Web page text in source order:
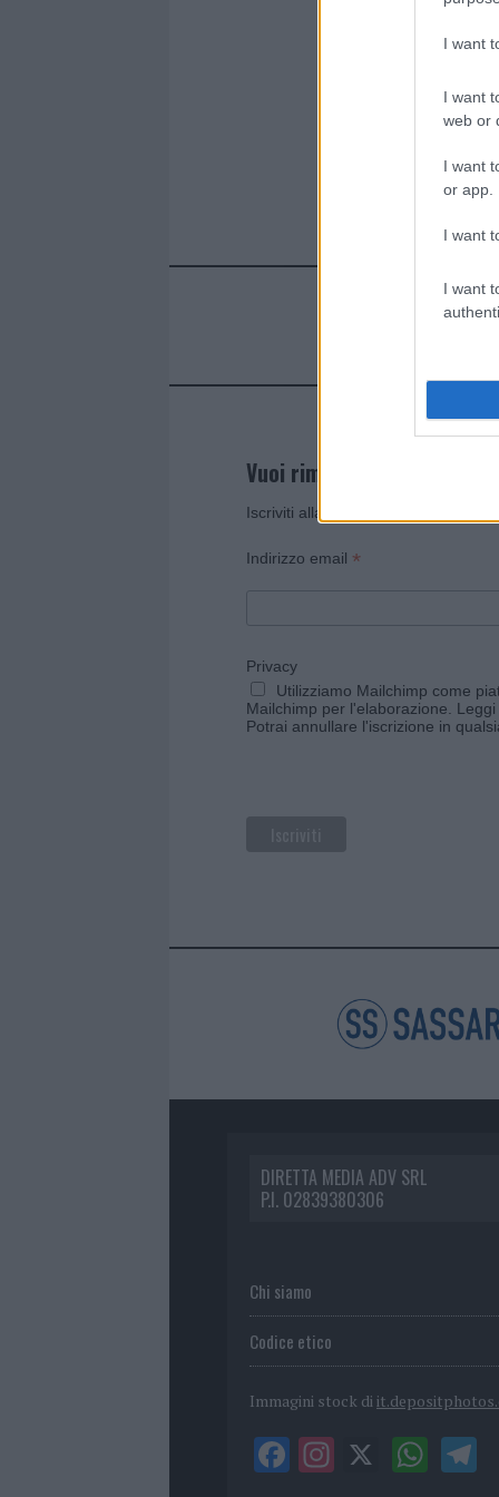
I want
I want
web or
I want
or app.
I want
I want
Vuoi rimanere sempre
Iscriviti alla newsletter di Gallura
Indirizzo email *
Privacy
Utilizziamo Mailchimp come
Mailchimp per l'elaborazione.
Potrai annullare l'iscrizione in
DIRETTA MEDIA ADV SRL
P.I. 02839380306
Chi siamo
Codice etico
Immagini stock di